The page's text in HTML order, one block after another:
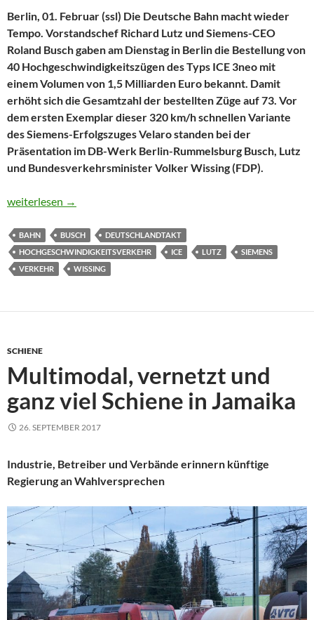
Berlin, 01. Februar (ssl) Die Deutsche Bahn macht wieder
Tempo. Vorstandschef Richard Lutz und Siemens-CEO
Roland Busch gaben am Dienstag in Berlin die Bestellung von
40 Hochgeschwindigkeitszügen des Typs ICE 3neo mit
einem Volumen von 1,5 Milliarden Euro bekannt. Damit
erhöht sich die Gesamtzahl der bestellten Züge auf 73. Vor
dem ersten Exemplar dieser 320 km/h schnellen Variante
des Siemens-Erfolgszuges Velaro standen bei der
Präsentation im DB-Werk Berlin-Rummelsburg Busch, Lutz
und Bundesverkehrsminister Volker Wissing (FDP).
Schnell ist beim ICE wieder wichtig
weiterlesen →
BAHN BUSCH
DEUTSCHLANDTAKT
HOCHGESCHWINDIGKEITSVERKEHR
ICE LUTZ
SIEMENS
VERKEHR
WISSING
SCHIENE
Multimodal, vernetzt und
ganz viel Schiene in Jamaika
26. SEPTEMBER 2017
Industrie, Betreiber und Verbände erinnern künftige
Regierung an Wahlversprechen